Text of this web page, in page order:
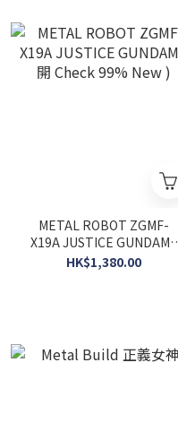
METAL ROBOT ZGMF-
X19A JUSTICE GUNDAM (
開 Check 99% New )
HK$1,380.00